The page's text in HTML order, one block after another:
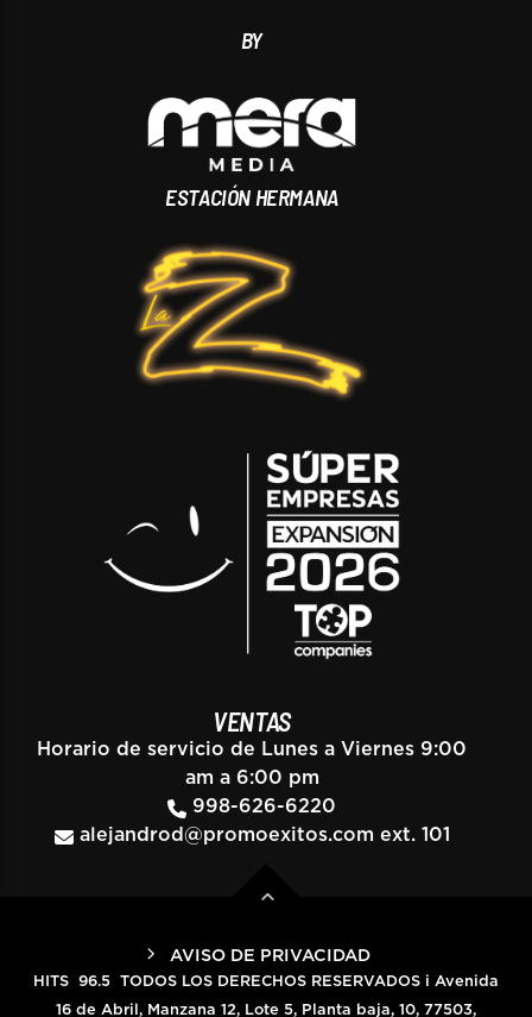
BY
ESTACIÓN HERMANA
VENTAS
Horario de servicio de Lunes a Viernes 9:00
am a 6:00 pm
998-626-6220
alejandrod@promoexitos.com ext. 101
AVISO DE PRIVACIDAD
HITS 96.5 TODOS LOS DERECHOS RESERVADOS i Avenida
16 de Abril, Manzana 12, Lote 5, Planta baja, 10, 77503,